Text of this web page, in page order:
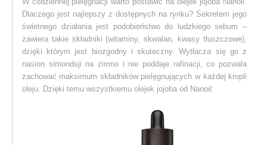
Dlaczego jest najlepszy z dostępnych na rynku? Sekretem jego
świetnego działania jest podobieństwo do ludzkiego sebum –
zawiera takie składniki (witaminy, skwalan, kwasy tłuszczowe),
dzięki którym jest biozgodny i skuteczny. Wytłacza się go z
nasion simondsji na zimno i nie poddaje rafinacji, co pozwala
zachować maksimum składników pielęgnujących w każdej kropli
oleju. Dzięki temu wszystkiemu olejek jojoba od Nanoil: